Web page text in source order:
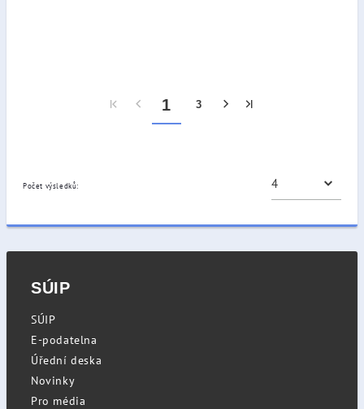
1 3
Počet výsledků:
SÚIP
SÚIP
E-podatelna
Úřední deska
Novinky
Pro média